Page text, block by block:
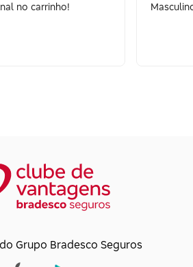
no carrinho!
Grupo Bradesco Seguros